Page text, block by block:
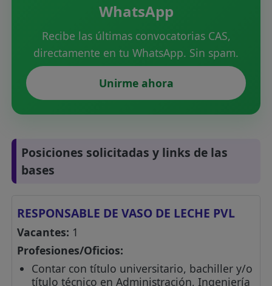
WhatsApp
Recibe las últimas convocatorias CAS,
directamente en tu WhatsApp. Sin spam.
Unirme ahora
Posiciones solicitadas y links de las
bases
RESPONSABLE DE VASO DE LECHE PVL
Vacantes: 1
Profesiones/Oficios:
Contar con título universitario, bachiller y/o
título técnico en Administración, Ingeniería